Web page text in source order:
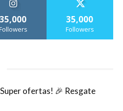
35,000 35,000
Followers
ofertas! 🎉 Resgate